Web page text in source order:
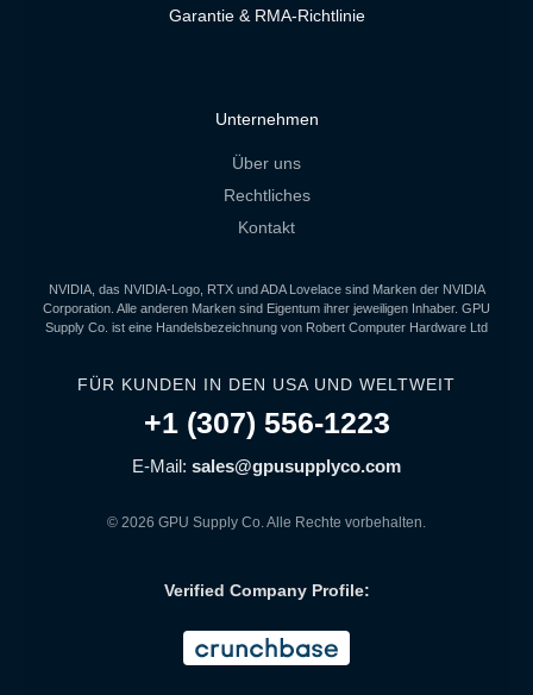
Garantie & RMA-Richtlinie
Unternehmen
Über uns
Rechtliches
Kontakt
NVIDIA, das NVIDIA-Logo, RTX und ADA Lovelace sind Marken der NVIDIA
Corporation. Alle anderen Marken sind Eigentum ihrer jeweiligen Inhaber. GPU
Supply Co. ist eine Handelsbezeichnung von Robert Computer Hardware Ltd
FÜR KUNDEN IN DEN USA UND WELTWEIT
+1 (307) 556-1223
E-Mail: sales@gpusupplyco.com
© 2026 GPU Supply Co. Alle Rechte vorbehalten.
Verified Company Profile: